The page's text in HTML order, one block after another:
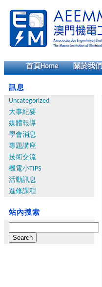
首頁Home 關於我們
訊息
Uncategorized
大事紀要
媒體報導
學會消息
專題講座
技術交流
機電小TIPS
活動訊息
進修課程
站內搜索
for: